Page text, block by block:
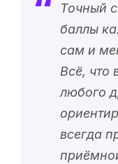
Точный
баллы
сам и
Всё, что
любого
всегда